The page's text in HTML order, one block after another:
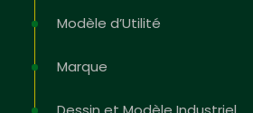
Modèle d’Utilité
Marque